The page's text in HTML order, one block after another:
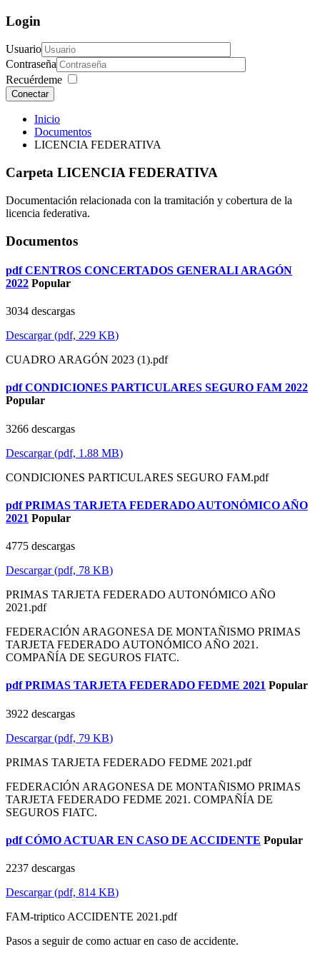
Login
Usuario
Contraseña
Recuérdeme
Conectar
Inicio
Documentos
LICENCIA FEDERATIVA
Carpeta LICENCIA FEDERATIVA
Documentación relacionada con la tramitación y cobertura de la
licencia federativa.
Documentos
pdf CENTROS CONCERTADOS GENERALI ARAGÓN
2022 Popular
3034 descargas
Descargar(pdf, 229 KB)
CUADRO ARAGÓN 2023 (1).pdf
pdf CONDICIONES PARTICULARES SEGURO FAM 2022
Popular
3266 descargas
Descargar(pdf, 1.88 MB)
CONDICIONES PARTICULARES SEGURO FAM.pdf
pdf PRIMAS TARJETA FEDERADO AUTONÓMICO AÑO
2021 Popular
4775 descargas
Descargar(pdf, 78 KB)
PRIMAS TARJETA FEDERADO AUTONÓMICO AÑO
2021.pdf
FEDERACIÓN ARAGONESA DE MONTAÑISMO PRIMAS
TARJETA FEDERADO AUTONÓMICO AÑO 2021.
COMPAÑÍA DE SEGUROS FIATC.
pdf PRIMAS TARJETA FEDERADO FEDME 2021 Popular
3922 descargas
Descargar(pdf, 79 KB)
PRIMAS TARJETA FEDERADO FEDME 2021.pdf
FEDERACIÓN ARAGONESA DE MONTAÑISMO PRIMAS
TARJETA FEDERADO FEDME 2021. COMPAÑÍA DE
SEGUROS FIATC.
pdf CÓMO ACTUAR EN CASO DE ACCIDENTE Popular
2237 descargas
Descargar(pdf, 814 KB)
FAM-triptico ACCIDENTE 2021.pdf
Pasos a seguir de como actuar en caso de accidente.